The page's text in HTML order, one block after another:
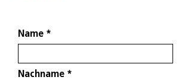
Name
Nachname